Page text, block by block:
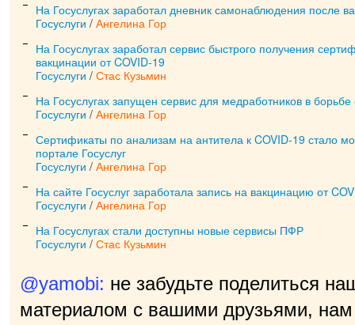
На Госуслугах заработал дневник самонаблюдения после
Госуслуги / Ангелина Гор
На Госуслугах заработал сервис быстрого получения
вакцинации от COVID-19
Госуслуги / Стас Кузьмин
На Госуслугах запущен сервис для медработников в борьбе
Госуслуги / Ангелина Гор
Сертификаты по анализам на антитела к COVID-19 стало
портале Госуслуг
Госуслуги / Ангелина Гор
На сайте Госуслуг заработала запись на вакцинацию от
Госуслуги / Ангелина Гор
На Госуслугах стали доступны новые сервисы ПФР
Госуслуги / Стас Кузьмин
@yamobi: не забудьте поделиться
материалом с вашими друзьями,